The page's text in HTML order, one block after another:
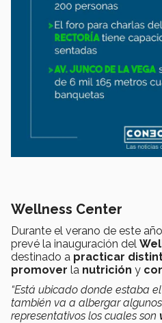
Wellness Center
Durante el verano de este
prevé la inauguración del
destinado a practicar
promover la nutrición y
“Está ubicado donde estaba
también va a albergar
representativos los cuales son